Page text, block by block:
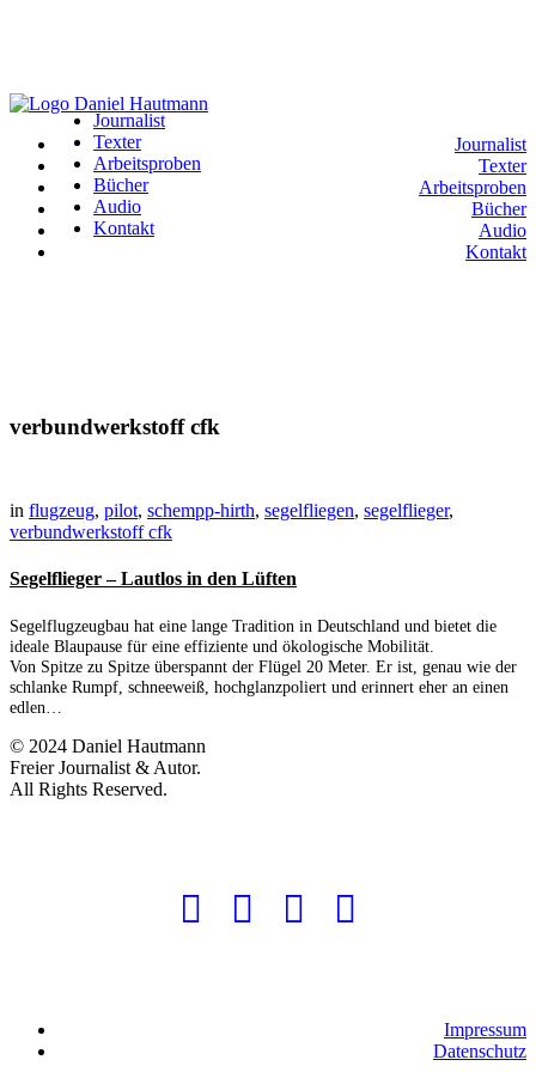
Journalist
Texter
Arbeitsproben
Bücher
Audio
Kontakt
Journalist
Texter
Arbeitsproben
Bücher
Audio
Kontakt
verbundwerkstoff cfk
in flugzeug, pilot, schempp-hirth, segelfliegen, segelflieger,
verbundwerkstoff cfk
Segelflieger – Lautlos in den Lüften
Segelflugzeugbau hat eine lange Tradition in Deutschland und bietet die
ideale Blaupause für eine effiziente und ökologische Mobilität.
Von Spitze zu Spitze überspannt der Flügel 20 Meter. Er ist, genau wie der
schlanke Rumpf, schneeweiß, hochglanzpoliert und erinnert eher an einen
edlen…
© 2024 Daniel Hautmann
Freier Journalist & Autor.
All Rights Reserved.
Impressum
Datenschutz